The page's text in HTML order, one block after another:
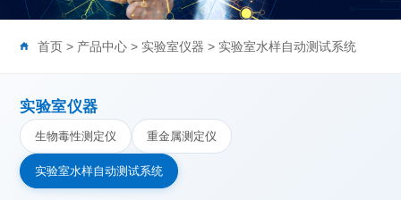
首页 > 产品中心 > 实验室仪器 > 实验室水样自动测试系统
实验室仪器
生物毒性测定仪 重金属测定仪
实验室水样自动测试系统